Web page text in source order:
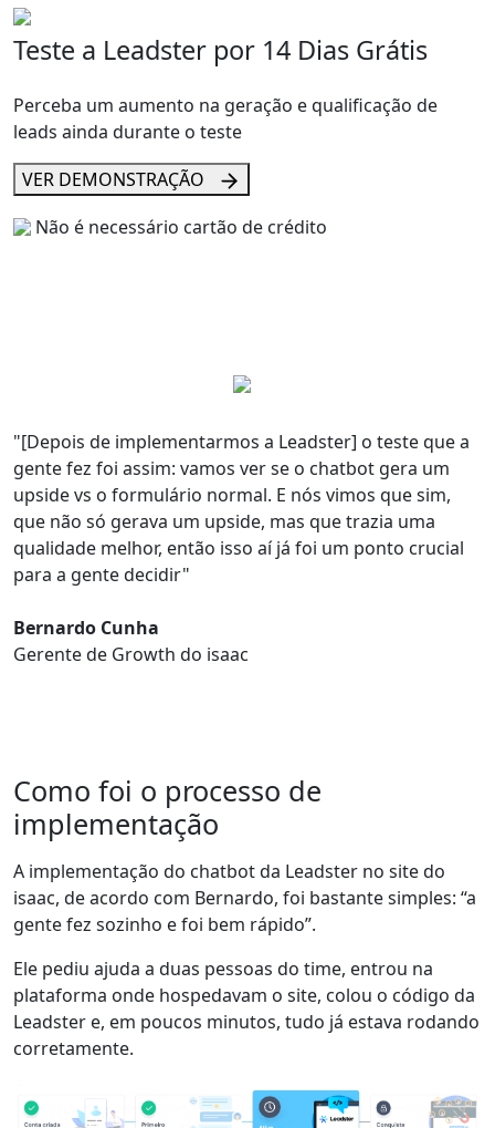
Teste a Leadster por 14 Dias Grátis
Perceba um aumento na geração e qualificação de
leads ainda durante o teste
VER DEMONSTRAÇÃO
Não é necessário cartão de crédito
"[Depois de implementarmos a Leadster] o teste que a
gente fez foi assim: vamos ver se o chatbot gera um
upsidevs o formulário normal. E nós vimos que sim,
que não só gerava um upside, mas que trazia uma
qualidade melhor, então isso aí já foi um ponto crucial
para a gente decidir"
Bernardo Cunha
Gerente de Growth do isaac
Como foi o processo de
implementação
A implementação do chatbot da Leadster no site do
isaac, de acordo com Bernardo, foi bastante simples: “a
gente fez sozinho e foi bem rápido”.
Ele pediu ajuda a duas pessoas do time, entrou na
plataforma onde hospedavam o site, colou o código da
Leadster e, em poucos minutos, tudo já estava rodando
corretamente.